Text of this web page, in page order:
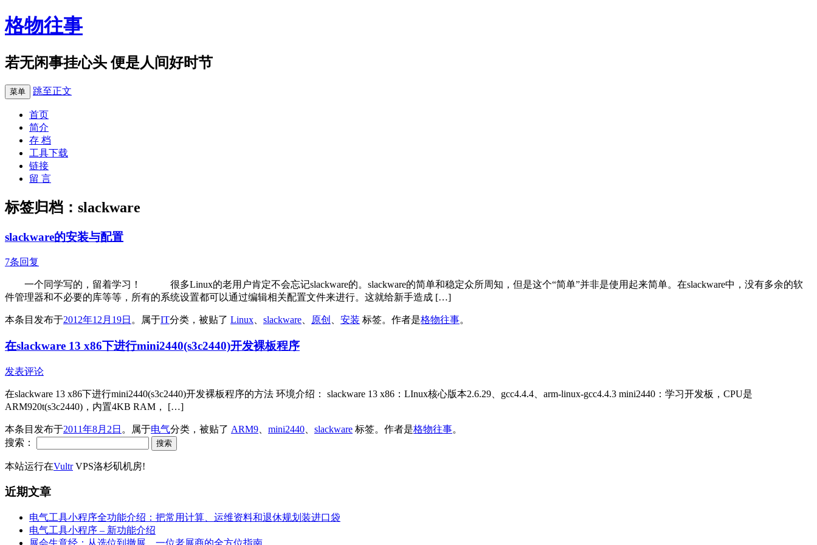
格物往事
若无闲事挂心头 便是人间好时节
菜单 跳至正文
首页
简介
存 档
工具下载
链接
留 言
标签归档： slackware
slackware的安装与配置
7条回复
一个同学写的，留着学习！ 很多Linux的老用户肯定不会忘记slackware的。slackware的简单和稳定众所周知，但是这个“简单”并非是使用起来简单。在slackware中，没有多余的软
件管理器和不必要的库等等，所有的系统设置都可以通过编辑相关配置文件来进行。这就给新手造成 […]
本条目发布于2012年12月19日 。属于IT分类，被贴了 Linux slackware 原创 安装 标签。 作者是格物往事。
在slackware 13 x86下进行mini2440(s3c2440)开发裸板程序
发表评论
在slackware 13 x86下进行mini2440(s3c2440)开发裸板程序的方法 环境介绍： slackware 13 x86：LInux核心版本2.6.29、gcc4.4.4、arm-linux-gcc4.4.3 mini2440：学习开发板，CPU是
ARM920t(s3c2440)，内置4KB RAM， […]
本条目发布于2011年8月2日 。属于电气分类，被贴了 ARM9 mini2440 slackware 标签。 作者是格物往事。
搜索：
本站运行在VultrVPS洛杉矶机房!
近期文章
电气工具小程序全功能介绍：把常用计算、运维资料和退休规划装进口袋
电气工具小程序 – 新功能介绍